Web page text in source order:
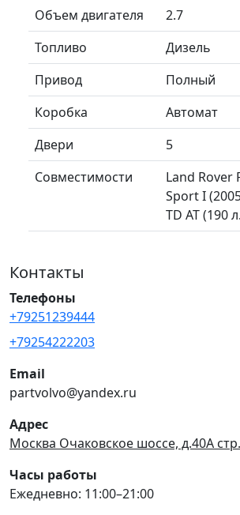
Объем двигателя
2.7
Топливо
Дизель
Привод
Полный
Коробка
Автомат
Двери
5
Совместимости
Land Rover
Sport I
TD AT (190
Контакты
Телефоны
+79251239444
+79254222203
Email
partvolvo@yandex.ru
Адрес
Москва Очаковское шоссе, д.40А
Часы работы
Ежедневно: 11:00–21:00